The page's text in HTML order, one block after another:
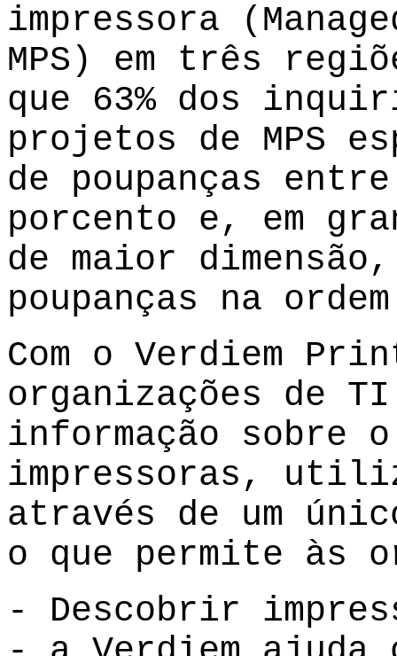
impressora
MPS) em três
que 63% dos
projetos de MPS
de poupanças
porcento e, em
de maior
poupanças na
Com o Verdiem
organizações de
informação sobre
impressoras,
através de um
o que permite às
- Descobrir